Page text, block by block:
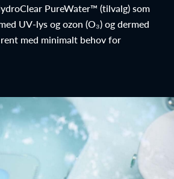
PureWater™ (tilvalg) som
UV-lys og ozon (O₃) og dermed
med minimalt behov for